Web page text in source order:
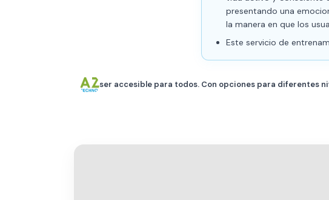
presentando una
la manera en que los
Este servicio de
ser accesible para todos. Con opciones para diferentes